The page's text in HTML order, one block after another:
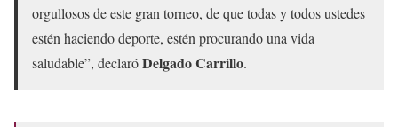
orgullosos de este gran torneo, de que todas y todos ustedes
estén haciendo deporte, estén procurando una vida
saludable”, declaróDelgado Carrillo.